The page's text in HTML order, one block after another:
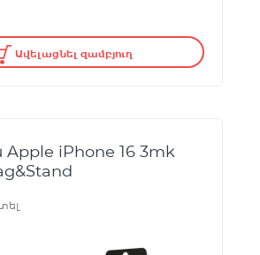
Ավելացնել զամբյուղ
iPhone 16 3mk